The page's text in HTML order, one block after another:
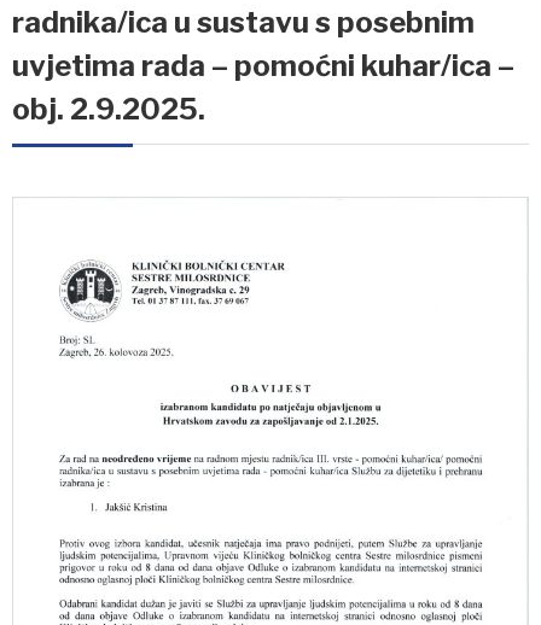
radnika/ica u sustavu s posebnim
uvjetima rada – pomoćni kuhar/ica –
obj. 2.9.2025.